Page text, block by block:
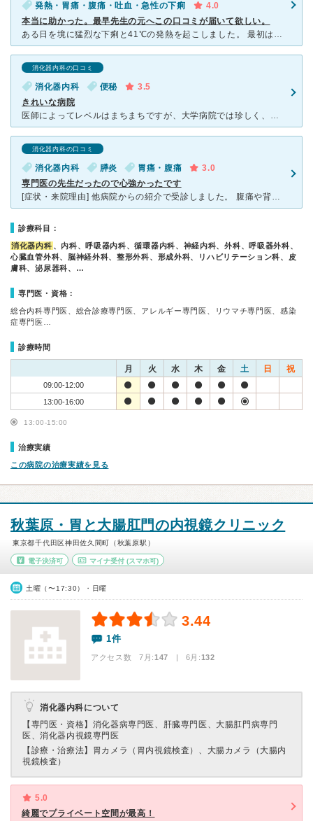
発熱・胃痛・腹痛・吐血・急性の下痢
4.0
本当に助かった。最早先生の元へこの口コミが届いて欲しい。
ある日を境に猛烈な下痢と41℃の発熱を起こしました。 最初は近所の知り合いの消化器科の先生の所へ行ったのですが、その後よくならず、しかし貰った薬を飲み終わるまでは我慢してみようと思いその症状のまま1
消化器内科の口コミ
消化器内科 便秘
3.5
きれいな病院
医師によってレベルはまちまちですが、大学病院では珍しく、予約がなくてもかかれる診療科がおおいこと、午後も診察していることがいいです。 ただ、消化器内科、整形外科は午前に行っても午後に順番が来ることも
消化器内科の口コミ
消化器内科 膵炎 胃痛・腹痛
3.0
専門医の先生だったので心強かったです
[症状・来院理由] 他病院からの紹介で受診しました。 腹痛や背部痛があり、最初は近所のクリニックにかかり胃炎と診断されたのですが、繰り返すため心配で総合病院を受診しました。総合病院での採血で炎症反
診療科目：
消化器内科 、内科、呼吸器内科、循環器内科、神経内科、外科、呼吸器外科、
心臓血管外科、脳神経外科、整形外科、形成外科、リハビリテーション科、皮
膚科、泌尿器科、…
専門医・資格：
総合内科専門医、総合診療専門医、アレルギー専門医、リウマチ専門医、感染
症専門医…
診療時間
月 火 水 木 金 土 日 祝
09:00-12:00
13:00-16:00
13:00-15:00
治療実績
この病院の治療実績を見る
秋葉原・胃と大腸肛門の内視鏡クリニック
東京都千代田区神田佐久間町（秋葉原駅）
電子決済可 マイナ受付(スマホ可)
土曜（〜17:30）・日曜
3.44
1件
アクセス数 7月:147 | 6月:132
消化器内科について
【専門医・資格】 消化器病専門医、肝臓専門医、大腸肛門病専門
医、消化器内視鏡専門医
【診療・治療法】 胃カメラ（胃内視鏡検査）、大腸カメラ（大腸内
視鏡検査）
5.0
綺麗でプライベート空間が最高！